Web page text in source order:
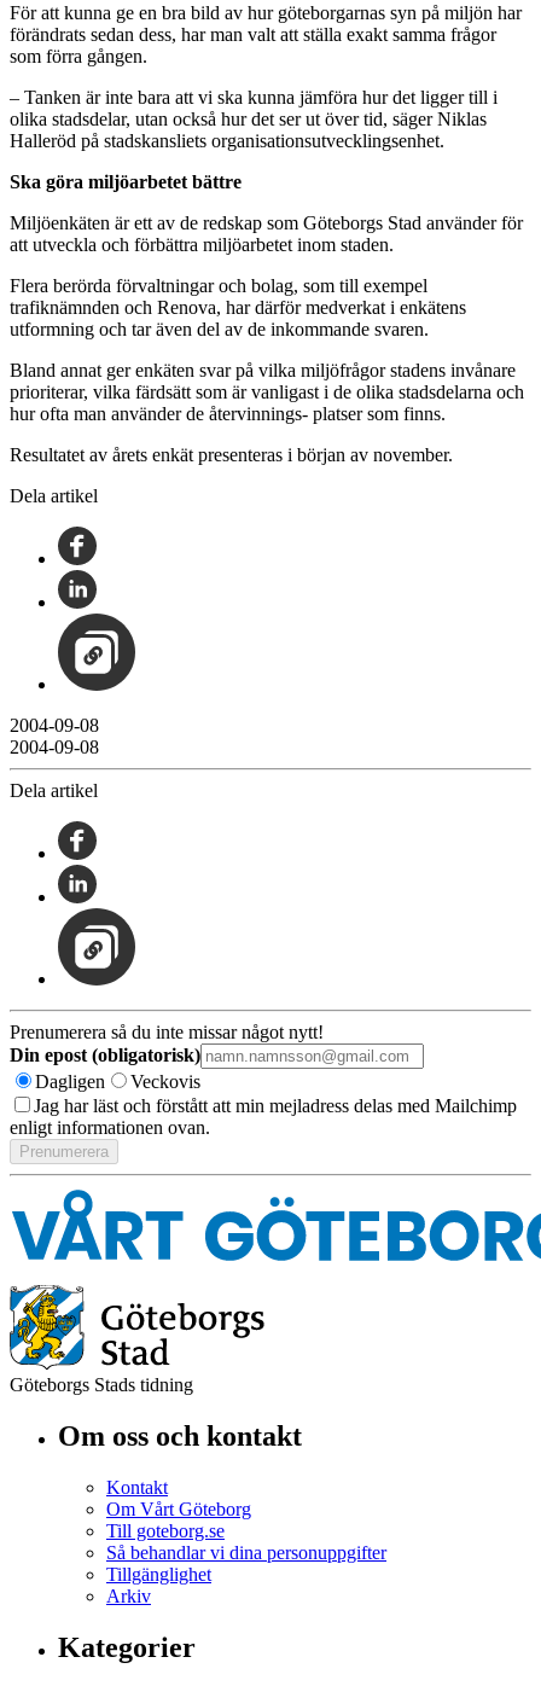
För att kunna ge en bra bild av hur göteborgarnas syn på miljön har
förändrats sedan dess, har man valt att ställa exakt samma frågor
som förra gången.
– Tanken är inte bara att vi ska kunna jämföra hur det ligger till i
olika stadsdelar, utan också hur det ser ut över tid, säger Niklas
Halleröd på stadskansliets organisationsutvecklingsenhet.
Ska göra miljöarbetet bättre
Miljöenkäten är ett av de redskap som Göteborgs Stad använder för
att utveckla och förbättra miljöarbetet inom staden.
Flera berörda förvaltningar och bolag, som till exempel
trafiknämnden och Renova, har därför medverkat i enkätens
utformning och tar även del av de inkommande svaren.
Bland annat ger enkäten svar på vilka miljöfrågor stadens invånare
prioriterar, vilka färdsätt som är vanligast i de olika stadsdelarna och
hur ofta man använder de återvinnings- platser som finns.
Resultatet av årets enkät presenteras i början av november.
Dela artikel
2004-09-08
2004-09-08
Dela artikel
Prenumerera så du inte missar något nytt!
Din epost (obligatorisk)
Dagligen
Veckovis
Jag har läst och förstått att min mejladress delas med Mailchimp
enligt informationen ovan.
Göteborgs Stads tidning
Om oss och kontakt
Kontakt
Om Vårt Göteborg
Till goteborg.se
Så behandlar vi dina personuppgifter
Tillgänglighet
Arkiv
Kategorier